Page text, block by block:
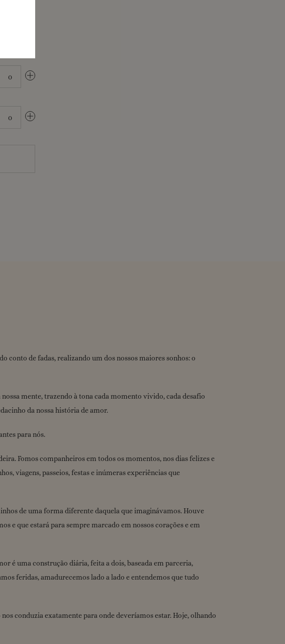
0
0
conto de fadas, realizando um dos nossos maiores sonhos: o
mente, trazendo à tona cada momento vivido, cada desafio
da nossa história de amor.
para nós.
Fomos companheiros em todos os momentos, nos dias felizes e
viagens, passeios, festas e inúmeras experiências que
de uma forma diferente daquela que imaginávamos. Houve
e que estará para sempre marcado em nossos corações e em
é uma construção diária, feita a dois, baseada em parceria,
feridas, amadurecemos lado a lado e entendemos que tudo
conduzia exatamente para onde deveríamos estar. Hoje, olhando